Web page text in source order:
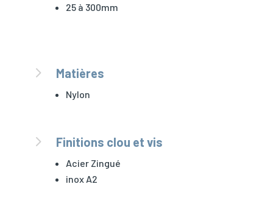
25 à 300mm
5 Matières
Nylon
5 Finitions clou et vis
Acier Zingué
inox A2